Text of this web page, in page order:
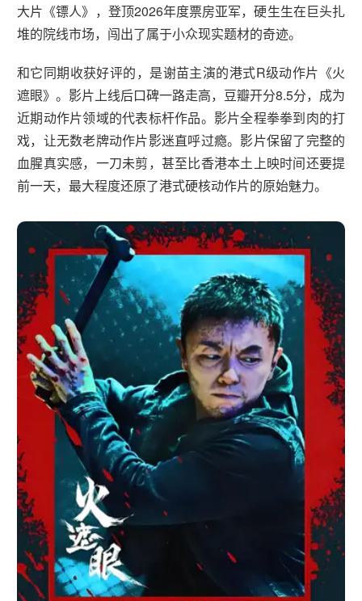
大片《镖人》，登顶2026年度票房亚军，硬生生在巨头扎
堆的院线市场，闯出了属于小众现实题材的奇迹。
和它同期收获好评的，是谢苗主演的港式R级动作片《火
遮眼》。影片上线后口碑一路走高，豆瓣开分8.5分，成为
近期动作片领域的代表标杆作品。影片全程拳拳到肉的打
戏，让无数老牌动作片影迷直呼过瘾。影片保留了完整的
血腥真实感，一刀未剪，甚至比香港本土上映时间还要提
前一天，最大程度还原了港式硬核动作片的原始魅力。